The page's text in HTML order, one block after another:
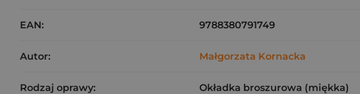
EAN: 9788380791749
Autor: Małgorzata Kornacka
Rodzaj oprawy: Okładka broszurowa (miękka)